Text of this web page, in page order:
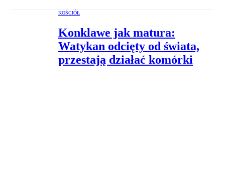
KOŚCIÓŁ
Konklawe jak matura:
Watykan odcięty od świata,
przestają działać komórki